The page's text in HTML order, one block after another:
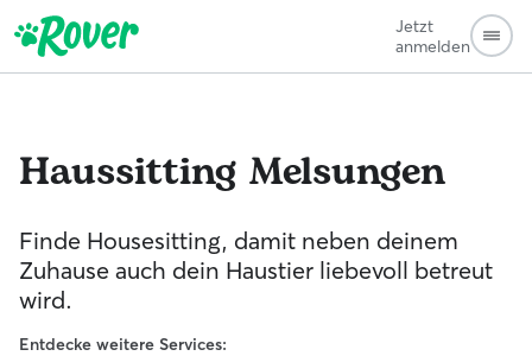
Jetzt
anmelden
Haussitting Melsungen
Finde Housesitting, damit neben deinem
Zuhause auch dein Haustier liebevoll betreut
wird.
Entdecke weitere Services: